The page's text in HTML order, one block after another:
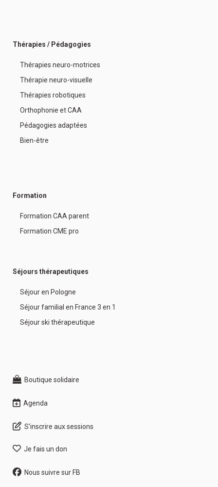
Thérapies / Pédagogies
Thérapies neuro-motrices
Thérapie neuro-visuelle
Thérapies robotiques
Orthophonie et CAA
Pédagogies adaptées
Bien-être
Formation
Formation CAA parent
Formation CME pro
Séjours thérapeutiques
Séjour en Pologne
Séjour familial en France 3 en 1
Séjour ski thérapeutique
Boutique solidaire
Agenda
S’inscrire aux sessions
Je fais un don
Nous suivre sur FB